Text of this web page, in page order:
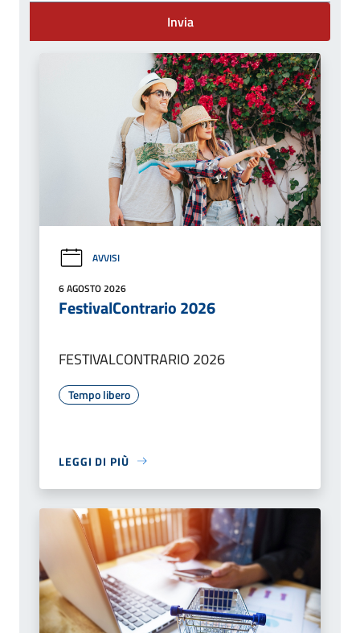
Invia
AVVISI
6 AGOSTO 2026
FestivalContrario 2026
FESTIVALCONTRARIO 2026
Tempo libero
LEGGI DI PIÙ